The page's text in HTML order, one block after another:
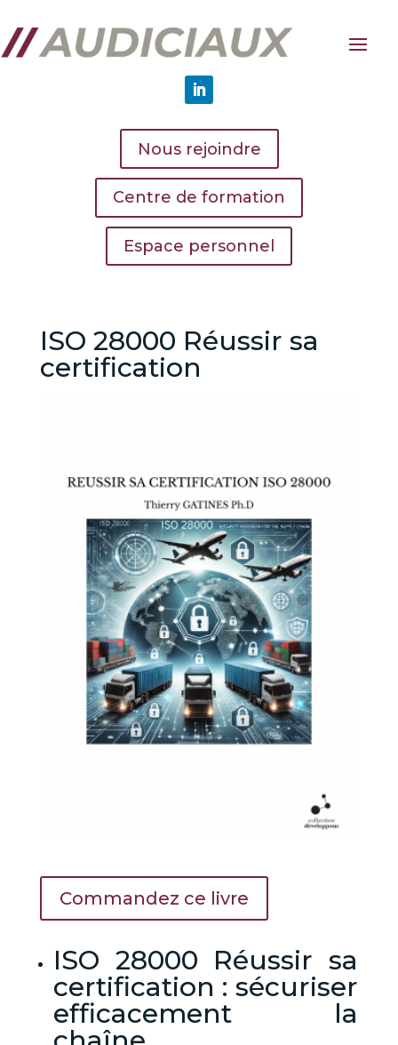
Nous rejoindre
Centre de formation
Espace personnel
ISO 28000 Réussir sa
certification
Commandez ce livre
ISO 28000 Réussir sa
certification : sécuriser
efficacement la